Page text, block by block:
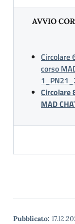
AVVIO
Circolare
corso
Circolare
MAD
Pubblicato: